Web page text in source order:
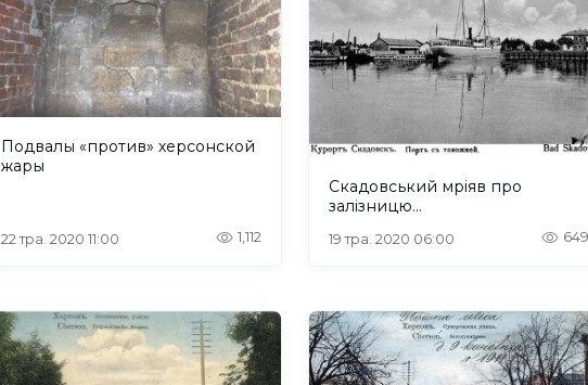
Подвалы «против» херсонской
жары
22 тра. 2020 11:00 1,112
Скадовcький мріяв про
залізницю…
19 тра. 2020 06:00 649